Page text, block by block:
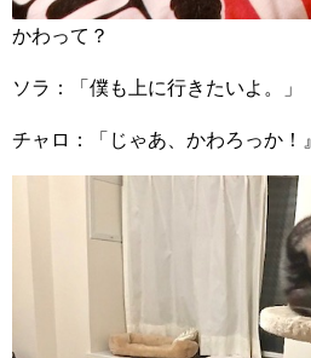
かわって？
ソラ：「僕も上に行きたいよ。」
チャロ：「じゃあ、かわろっか！』